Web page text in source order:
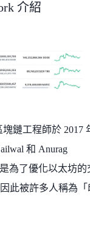
介紹
鏈工程師於 2017
和 Anurag
為了優化以太坊的
此被許多人稱為「